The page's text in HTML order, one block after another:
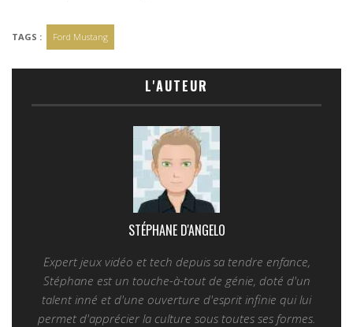
TAGS : Ford Mustang
L'AUTEUR
STÉPHANE D'ANGELO
Expert jeux vidéo et tech depuis sa tendre enfance,
Stéphane est un touche-à-tout de génie, doté d'un
talent inné et d'une ouverture d'esprit infinie qui lui
permet d'apprécier la culture sous toutes ses formes.